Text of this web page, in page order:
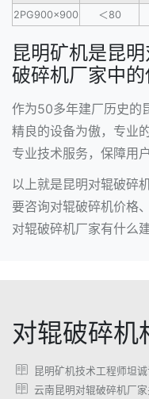
2PG900×900
＜80
昆明矿机是昆
破碎机厂家中
作为50多年建厂历史的
精良的设备为傲，专业
专业技术服务，保障用
以上就是昆明对辊破碎
要咨询对辊破碎机价格
对辊破碎机厂家有什么
对辊破碎机
昆明矿机技术工程师坦
云南昆明对辊破碎机厂